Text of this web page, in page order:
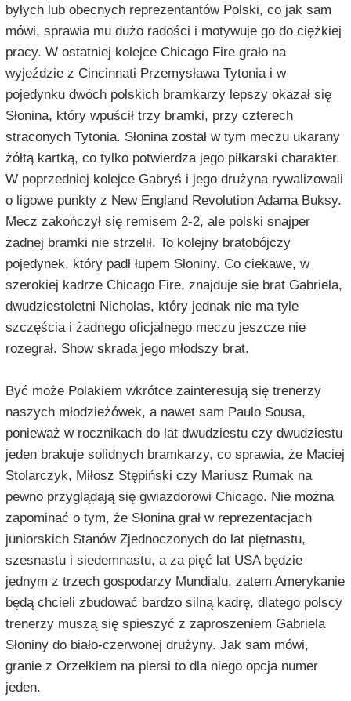
byłych lub obecnych reprezentantów Polski, co jak sam
mówi, sprawia mu dużo radości i motywuje go do ciężkiej
pracy. W ostatniej kolejce Chicago Fire grało na
wyjeździe z Cincinnati Przemysława Tytonia i w
pojedynku dwóch polskich bramkarzy lepszy okazał się
Słonina, który wpuścił trzy bramki, przy czterech
straconych Tytonia. Słonina został w tym meczu ukarany
żółtą kartką, co tylko potwierdza jego piłkarski charakter.
W poprzedniej kolejce Gabryś i jego drużyna rywalizowali
o ligowe punkty z New England Revolution Adama Buksy.
Mecz zakończył się remisem 2-2, ale polski snajper
żadnej bramki nie strzelił. To kolejny bratobójczy
pojedynek, który padł łupem Słoniny. Co ciekawe, w
szerokiej kadrze Chicago Fire, znajduje się brat Gabriela,
dwudziestoletni Nicholas, który jednak nie ma tyle
szczęścia i żadnego oficjalnego meczu jeszcze nie
rozegrał. Show skrada jego młodszy brat.
Być może Polakiem wkrótce zainteresują się trenerzy
naszych młodzieżówek, a nawet sam Paulo Sousa,
ponieważ w rocznikach do lat dwudziestu czy dwudziestu
jeden brakuje solidnych bramkarzy, co sprawia, że Maciej
Stolarczyk, Miłosz Stępiński czy Mariusz Rumak na
pewno przyglądają się gwiazdorowi Chicago. Nie można
zapominać o tym, że Słonina grał w reprezentacjach
juniorskich Stanów Zjednoczonych do lat piętnastu,
szesnastu i siedemnastu, a za pięć lat USA będzie
jednym z trzech gospodarzy Mundialu, zatem Amerykanie
będą chcieli zbudować bardzo silną kadrę, dlatego polscy
trenerzy muszą się spieszyć z zaproszeniem Gabriela
Słoniny do biało-czerwonej drużyny. Jak sam mówi,
granie z Orzełkiem na piersi to dla niego opcja numer
jeden.